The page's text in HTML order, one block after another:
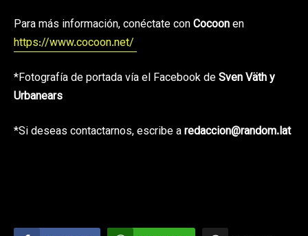
Para más información, conéctate conCocoonen
https://www.cocoon.net/
*Fotografía de portada vía el Facebook deSven Väth y
Urbanears
*Si deseas contactarnos, escribe aredaccion@random.lat